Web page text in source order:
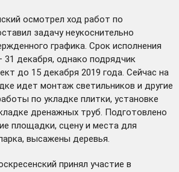
осмотрел ход работ по
задачу неукоснительно
графика. Срок исполнения
31 декабря, однако подрядчик
до 15 декабря 2019 года. Сейчас на
идет монтаж светильников и другие
по укладке плитки, установке
дренажных труб. Подготовлено
площадки, сцену и места для
высажены деревья.
принял участие в